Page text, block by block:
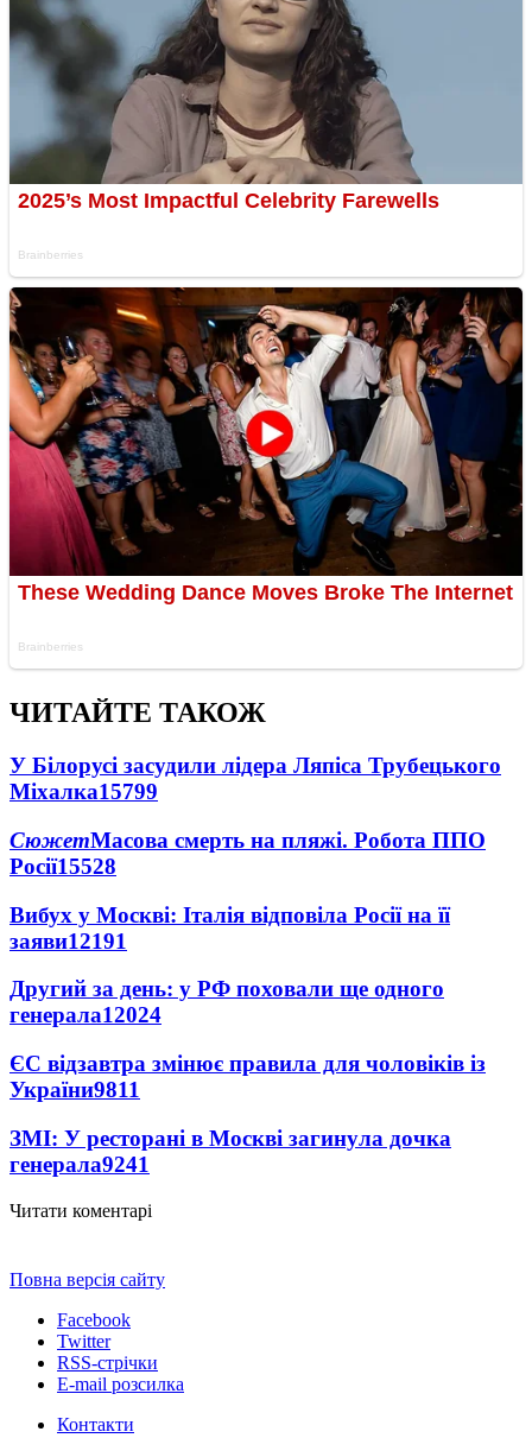
ЧИТАЙТЕ ТАКОЖ
У Білорусі засудили лідера Ляпіса Трубецького
Міхалка15799
СюжетМасова смерть на пляжі. Робота ППО
Росії15528
Вибух у Москві: Італія відповіла Росії на її
заяви12191
Другий за день: у РФ поховали ще одного
генерала12024
ЄС відзавтра змінює правила для чоловіків із
України9811
ЗМІ: У ресторані в Москві загинула дочка
генерала9241
Читати коментарі
Повна версія сайту
Facebook
Twitter
RSS-стрічки
E-mail розсилка
Контакти